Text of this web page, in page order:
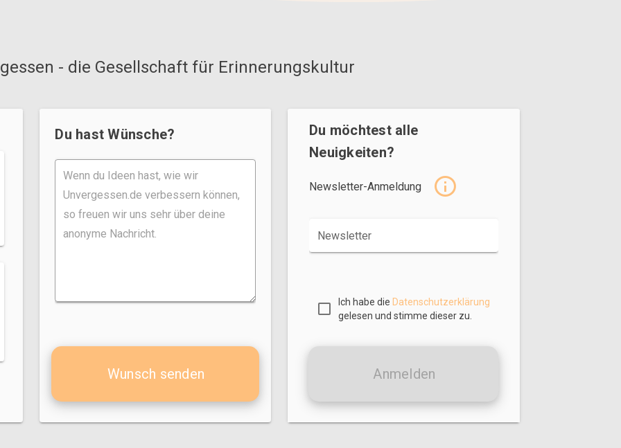
- die Gesellschaft für Erinnerungskultur
Du hast Wünsche?
Wunsch senden
Du möchtest alle
Neuigkeiten?
Newsletter-Anmeldung
Newsletter
Ich habe die Datenschutzerklärung
gelesen und stimme dieser zu.
Anmelden